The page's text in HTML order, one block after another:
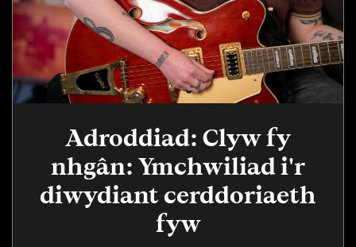
Adroddiad: Clyw fy
nhgân: Ymchwiliad i'r
diwydiant cerddoriaeth
fyw